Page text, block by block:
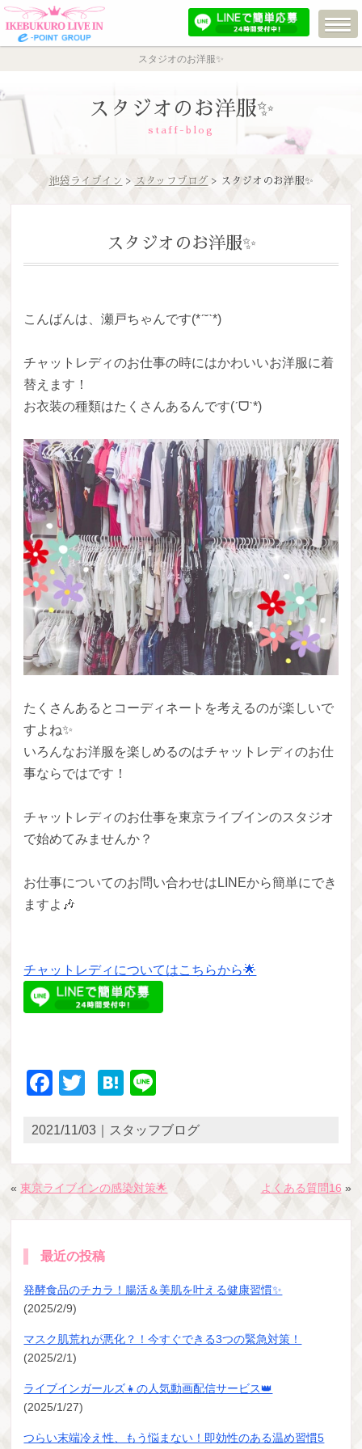
スタジオのお洋服✨
スタジオのお洋服✨
staff-blog
池袋ライブイン > スタッフブログ> スタジオのお洋服✨
スタジオのお洋服✨
こんばんは、瀬戸ちゃんです(*ˊ˘ˋ*)
チャットレディのお仕事の時にはかわいいお洋服に着
替えます！
お衣装の種類はたくさんあるんです(ˊᗜˋ*)
たくさんあるとコーディネートを考えるのが楽しいで
すよね✨
いろんなお洋服を楽しめるのはチャットレディのお仕
事ならではです！
チャットレディのお仕事を東京ライブインのスタジオ
で始めてみませんか？
お仕事についてのお問い合わせはLINEから簡単にでき
ますよ🎶
チャットレディについてはこちらから🌟
Facebook
TwitterHatena
2021/11/03｜スタッフブログ
«東京ライブインの感染対策🌟 よくある質問16 »
最近の投稿
発酵食品のチカラ！腸活＆美肌を叶える健康習慣✨
(2025/2/9)
マスク肌荒れが悪化？！今すぐできる3つの緊急対策！
(2025/2/1)
ライブインガールズ👧の人気動画配信サービス👑
(2025/1/27)
つらい末端冷え性、もう悩まない！即効性のある温め習慣5